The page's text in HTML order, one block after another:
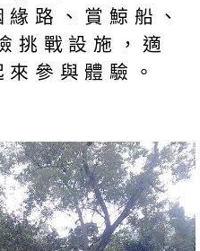
路、賞鯨船、
挑戰設施，適
參與體驗。